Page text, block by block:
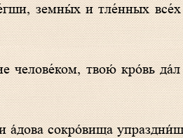
а́дова сокро́вища